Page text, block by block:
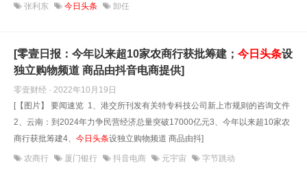
张利东 今日头条 卸任
[零壹日报：今年以来超10家农商行获批筹建； 今日头条设
独立购物频道 商品由抖音电商提供]
零壹财经 · 2022年10月19日
[【图片】 要闻速览 1、港交所刊发有关特专科技公司新上市规则的咨询文件
2、云南：到2024年力争民营经济总量突破17000亿元3、今年以来超10家农
商行获批筹建4、 今日头条设独立购物频道 商品由抖]
农商行 厦门银行 抖音电商 元宇宙 字节跳动